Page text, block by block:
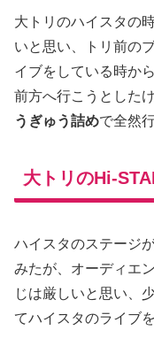
大トリのハイスタの
いと思い、トリ前の
イブをしている時か
前方へ行こうとした
うぎゅう詰めで全然
大トリのHi-
ハイスタのステージ
みたが、オーディエ
じは厳しいと思い、
てハイスタのライブを